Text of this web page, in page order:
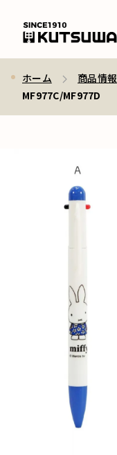
ホーム 商品情報
MF977C/MF977D